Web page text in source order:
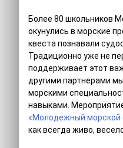
Более 80 школьников
окунулись в морские
квеста познавали
Традиционно уже не
поддерживает этот
другими партнерами
морскими
навыками.
«Молодежный морской
как всегда живо,